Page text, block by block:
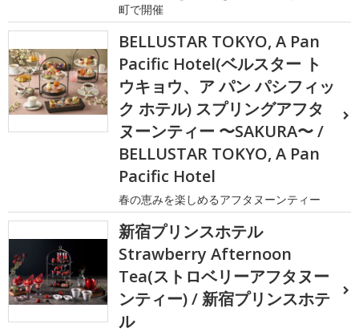
町で開催
BELLUSTAR TOKYO, A Pan
Pacific Hotel(ベルスター ト
ウキョウ、ア パン パシフィッ
ク ホテル) スプリングアフタ
ヌーンティー 〜SAKURA〜 /
BELLUSTAR TOKYO, A Pan
Pacific Hotel
春の恵みを楽しめるアフタヌーンティー
新宿プリンスホテル
Strawberry Afternoon
Tea(ストロベリーアフタヌー
ンティー) / 新宿プリンスホテ
ル